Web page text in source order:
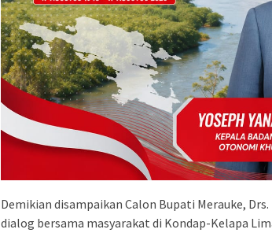
Demikian disampaikan Calon Bupati Merauke,
dialog bersama masyarakat di Kondap-Kelapa